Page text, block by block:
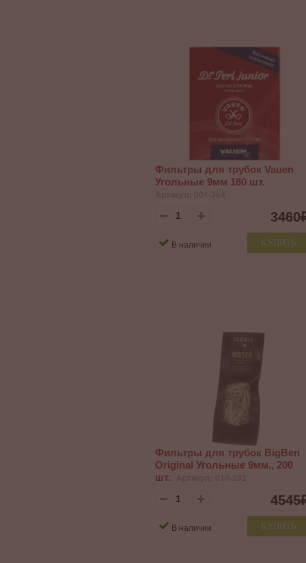
Фильтры для трубок Vauen
Угольные 9мм 180 шт.
3460
КУПИТЬ
В наличии
Фильтры для трубок BigBen
Original Угольные 9мм., 200
шт.
4545
КУПИТЬ
В наличии